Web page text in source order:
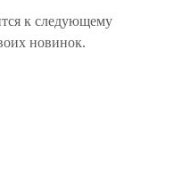
к следующему
новинок.